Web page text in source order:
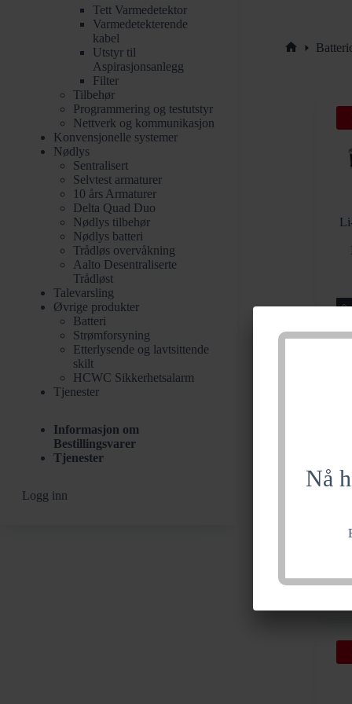
Nå
Li-
Ion
Tett Varmedetektor
Varmedetekterende
kabel
Utstyr til
Aspirasjonsanlegg
Filter
Tilbehør
Programmering og testutstyr
Nettverk og kommunikasjon
Konvensjonelle systemer
Nødlys
Sentralisert
Selvtest armaturer
10 års Armaturer
Delta Quad Duo
Nødlys tilbehør
Nødlys batteri
Trådløs overvåkning​
Aalto Desentraliserte
Trådløst
Talevarsling
Øvrige produkter
Batteri
Strømforsyning
Etterlysende og lavtsittende
skilt
HCWC Sikkerhetsalarm
Tjenester
Informasjon om
Bestillingsvarer
Tjenester
Logg inn